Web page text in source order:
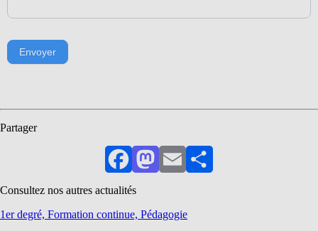
Envoyer
Partager
FacebookMastodon
EmailPartager
Consultez nos autres actualités
1er degré, Formation continue, Pédagogie